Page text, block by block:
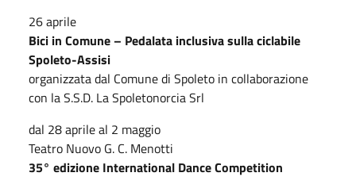
26 aprile
Bici in Comune – Pedalata inclusiva sulla ciclabile
Spoleto-Assisi
organizzata dal Comune di Spoleto in collaborazione
con la S.S.D. La Spoletonorcia Srl
dal 28 aprile al 2 maggio
Teatro Nuovo G. C. Menotti
35° edizione International Dance Competition